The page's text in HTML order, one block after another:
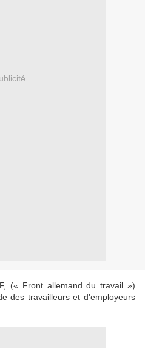
(« Front allemand du travail »)
des travailleurs et d'employeurs